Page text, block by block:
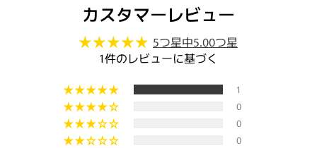
カスタマーレビュー
5つ星中5.00つ星
1件のレビューに基づく
1
0
0
0